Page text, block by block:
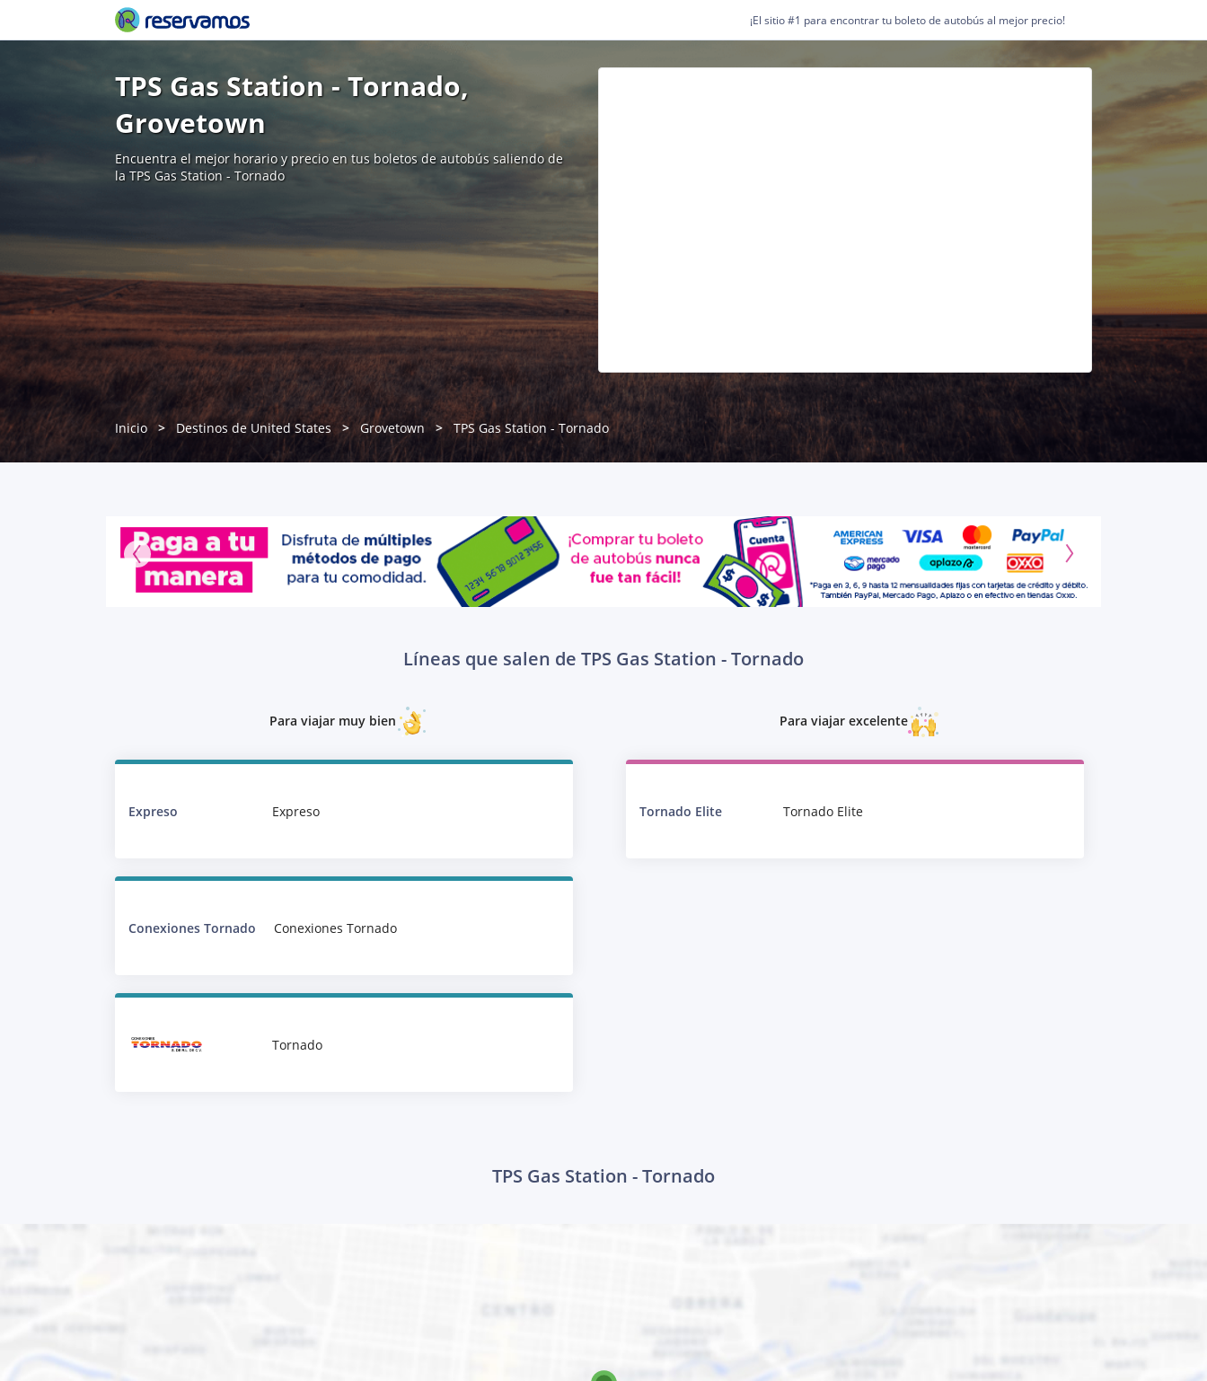
¡El sitio #1 para encontrar tu boleto de autobús al mejor precio!
TPS Gas Station - Tornado,
Grovetown
Encuentra el mejor horario y precio en tus boletos de autobús saliendo de
la TPS Gas Station - Tornado
Inicio Destinos de United States Grovetown TPS Gas Station - Tornado
Líneas que salen de TPS Gas Station - Tornado
Para viajar muy bien
Expreso Expreso
Conexiones Tornado Conexiones Tornado
Tornado
Para viajar excelente
Tornado Elite Tornado Elite
TPS Gas Station - Tornado